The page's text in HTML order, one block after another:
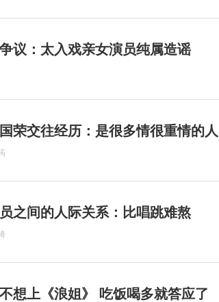
议：太入戏亲女演员纯属造谣
荣交往经历：是很多情很重情的人
之间的人际关系：比唱跳难熬
想上《浪姐》 吃饭喝多就答应了